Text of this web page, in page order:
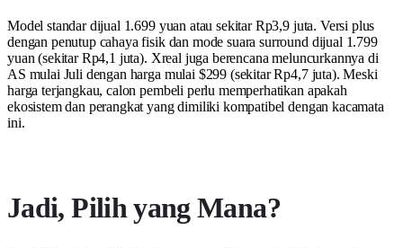
Model standar dijual 1.699 yuan atau sekitar Rp3,9 juta. Versi plus
dengan penutup cahaya fisik dan mode suara surround dijual 1.799
yuan (sekitar Rp4,1 juta). Xreal juga berencana meluncurkannya di
AS mulai Juli dengan harga mulai $299 (sekitar Rp4,7 juta). Meski
harga terjangkau, calon pembeli perlu memperhatikan apakah
ekosistem dan perangkat yang dimiliki kompatibel dengan kacamata
ini.
Jadi, Pilih yang Mana?